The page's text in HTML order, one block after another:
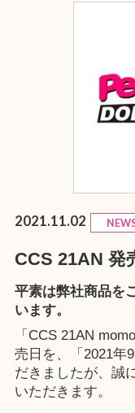
2021.11.02
CCS 21AN 発
平素は弊社商品を
います。
「CCS 21AN
売日を、「2021年
だきましたが、誠
いただきます。